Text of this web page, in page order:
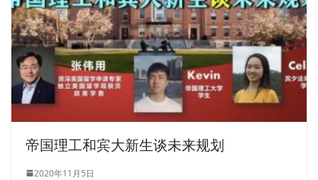
帝国理工和宾大新生谈未来规划
2020年11月5日